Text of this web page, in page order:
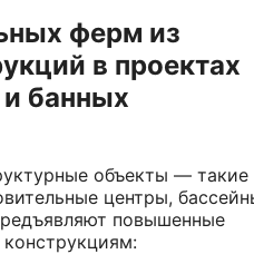
ферм из
в проектах
и банных
объекты — такие
центры,
повышенные